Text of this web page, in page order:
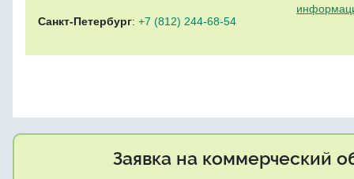
Санкт-Петербург: +7 (812) 244-68-54
Заявка на коммерческий